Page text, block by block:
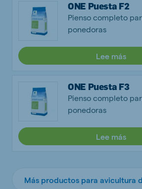
ONE Puesta F2
Pienso completo
ponedoras
Lee más
ONE Puesta F3
Pienso completo
ponedoras
Lee más
Más productos para avicultura